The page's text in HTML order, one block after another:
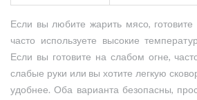
Если вы любите жарить мясо,
часто используете высокие
Если вы готовите на слабом огне,
слабые руки или вы хотите легкую
удобнее. Оба варианта безопасны,